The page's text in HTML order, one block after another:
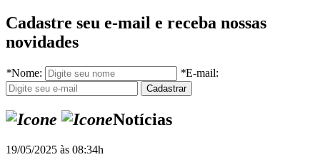
Cadastre seu e-mail e receba nossas
novidades
*Nome: *E-mail:
Notícias
19/05/2025 às 08:34h